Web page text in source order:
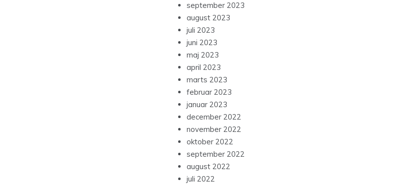
september 2023
august 2023
juli 2023
juni 2023
maj 2023
april 2023
marts 2023
februar 2023
januar 2023
december 2022
november 2022
oktober 2022
september 2022
august 2022
juli 2022